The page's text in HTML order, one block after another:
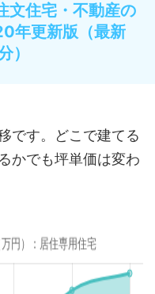
文住宅・不動産の
年更新版（最新
）
です。どこで建てる
かでも坪単価は変わ